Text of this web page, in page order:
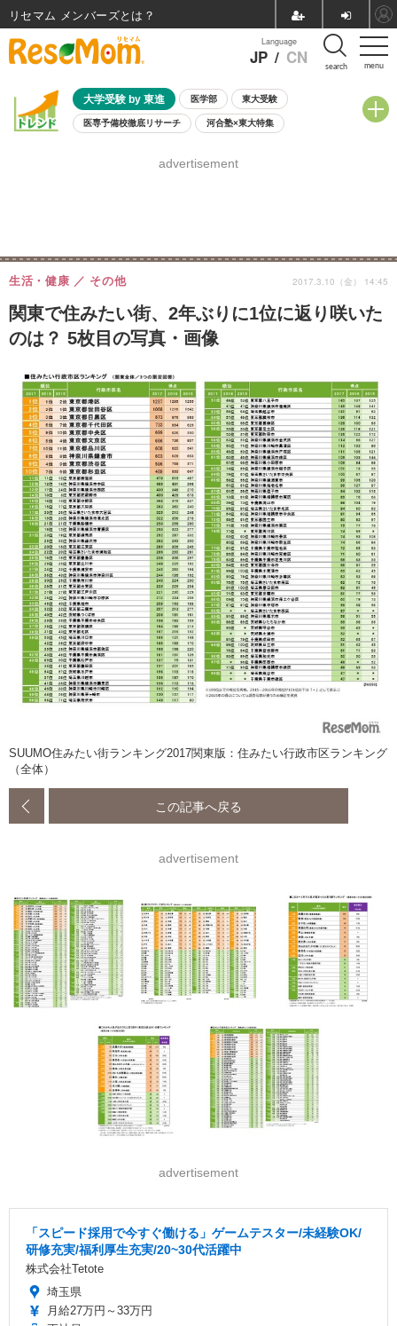
menu
Language
JP / CN search
大学受験 by 東進 医学部 東大受験
医専予備校徹底リサーチ 河合塾×東大特集
8月開催学校説明会・相談会
advertisement
関東で住みたい街、2年ぶりに1位に返り咲いた
のは？ 5枚目の写真・画像
生活・健康 その他 2017.3.10（金） 14:45
SUUMO住みたい街ランキング2017関東版：住みたい行政市区ランキング
（全体）
この記事へ戻る
advertisement
advertisement
「スピード採用で今すぐ働ける」ゲームテスター/未経験OK/
研修充実/福利厚生充実/20~30代活躍中
株式会社Tetote
埼玉県
月給27万円～33万円
リセマム メンバーズ